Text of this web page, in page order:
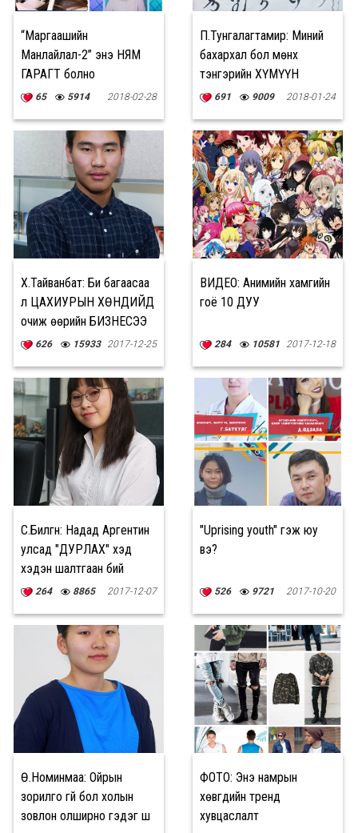
“Маргаашийн
Манлайлал-2” энэ НЯМ
ГАРАГТ болно
65 5914 2018-02-28
П.Тунгалагтамир: Миний
бахархал бол мөнх
тэнгэрийн ХҮМҮҮН
БИЧИГ
691 9009 2018-01-24
Х.Тайванбат: Би багаасаа
л ЦАХИУРЫН ХӨНДИЙД
очиж өөрийн БИЗНЕСЭЭ
ЭХЛҮҮЛЭХИЙГ хүсдэг
626 15933 2017-12-25
ВИДЕО: Анимийн хамгийн
гоё 10 ДУУ
284 10581 2017-12-18
С.Билгүүн: Надад Аргентин
улсад "ДУРЛАХ" хэд
хэдэн шалтгаан бий
264 8865 2017-12-07
"Uprising youth" гэж юу
вэ?
526 9721 2017-10-20
Ө.Номинмаа: Ойрын
зорилго үгүй бол холын
зовлон олширно гэдэг шүү
ФОТО: Энэ намрын
хөвгүүдийн тренд
хувцаслалт